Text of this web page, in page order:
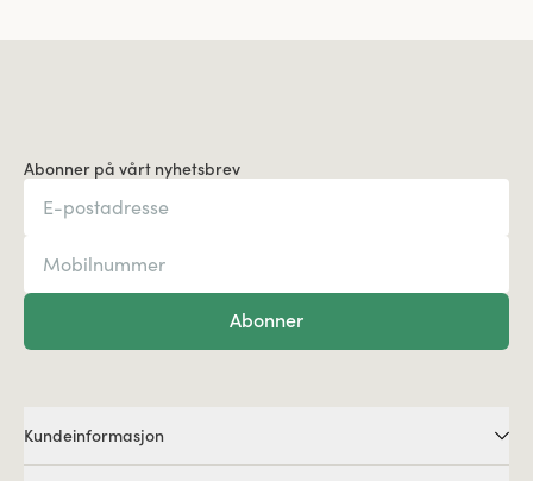
Abonner på vårt nyhetsbrev
Abonner
Kundeinformasjon